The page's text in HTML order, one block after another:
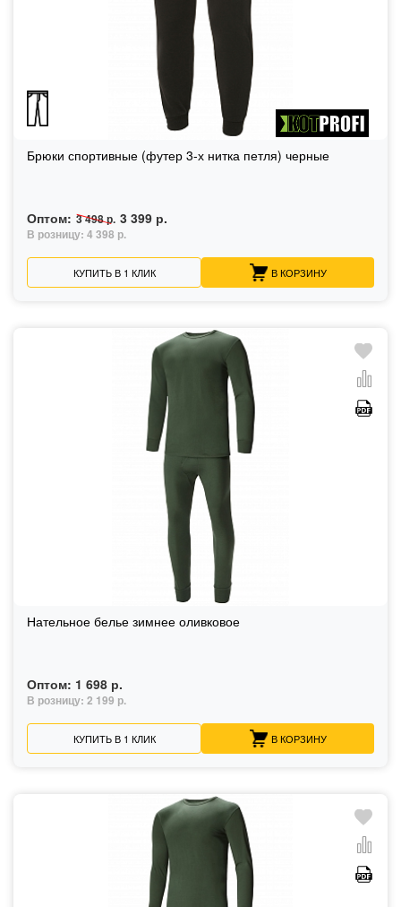
Брюки спортивные (футер 3-х нитка петля) черные
Оптом: 3 498 р. 3 399 р.
В розницу: 4 398 р.
КУПИТЬ В 1 КЛИК В КОРЗИНУ
Нательное белье зимнее оливковое
Оптом: 1 698 р.
В розницу: 2 199 р.
КУПИТЬ В 1 КЛИК В КОРЗИНУ